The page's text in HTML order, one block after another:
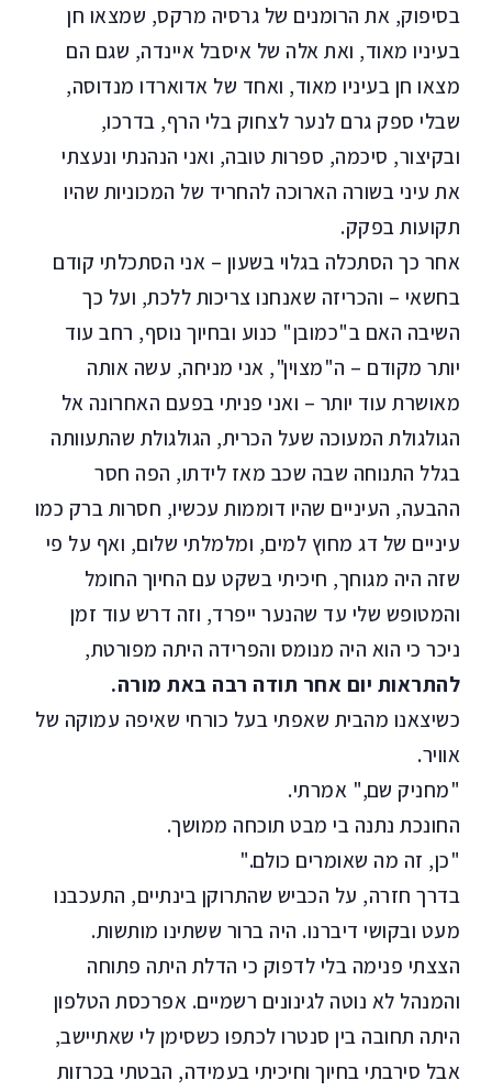
בסיפוק, את הרומנים של גרסיה מרקס, שמצאו חן
בעיניו מאוד, ואת אלה של איסבל איינדה, שגם הם
מצאו חן בעיניו מאוד, ואחד של אדוארדו מנדוסה,
שבלי ספק גרם לנער לצחוק בלי הרף, בדרכו,
ובקיצור, סיכמה, ספרות טובה, ואני הנהנתי ונעצתי
את עיני בשורה הארוכה להחריד של המכוניות שהיו
תקועות בפקק.
אחר כך הסתכלה בגלוי בשעון – אני הסתכלתי קודם
בחשאי – והכריזה שאנחנו צריכות ללכת, ועל כך
השיבה האם ב"כמובן" כנוע ובחיוך נוסף, רחב עוד
יותר מקודם – ה"מצוין", אני מניחה, עשה אותה
מאושרת עוד יותר – ואני פניתי בפעם האחרונה אל
הגולגולת המעוכה שעל הכרית, הגולגולת שהתעוותה
בגלל התנוחה שבה שכב מאז לידתו, הפה חסר
ההבעה, העיניים שהיו דוממות עכשיו, חסרות ברק כמו
עיניים של דג מחוץ למים, ומלמלתי שלום, ואף על פי
שזה היה מגוחך, חיכיתי בשקט עם החיוך החומל
והמטופש שלי עד שהנער ייפרד, וזה דרש עוד זמן
ניכר כי הוא היה מנומס והפרידה היתה מפורטת,
להתראות יום אחר תודה רבה באת מורה.
כשיצאנו מהבית שאפתי בעל כורחי שאיפה עמוקה של
אוויר.
"מחניק שם," אמרתי.
החונכת נתנה בי מבט תוכחה ממושך.
"כן, זה מה שאומרים כולם."
בדרך חזרה, על הכביש שהתרוקן בינתיים, התעכבנו
מעט ובקושי דיברנו. היה ברור ששתינו מותשות.
הצצתי פנימה בלי לדפוק כי הדלת היתה פתוחה
והמנהל לא נוטה לגינונים רשמיים. אפרכסת הטלפון
היתה תחובה בין סנטרו לכתפו כשסימן לי שאתיישב,
אבל סירבתי בחיוך וחיכיתי בעמידה, הבטתי בכרזות